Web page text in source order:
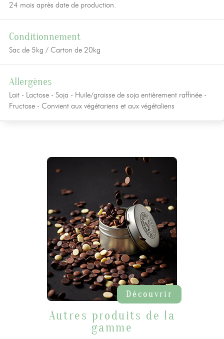
24 mois après date de production.
Conditionnement
Sac de 5kg / Carton de 20kg
Allergènes
Lait - Lactose - Soja - Huile/graisse de soja entièrement raffinée -
Fructose - Convient aux végétariens et aux végétaliens
Découvrir
Autres produits de la
gamme